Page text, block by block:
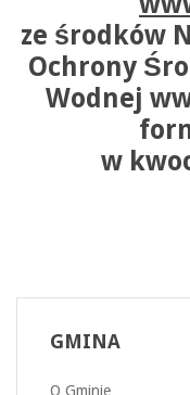
ze środków
Ochrony
Wodnej
w
GMINA
O Gminie